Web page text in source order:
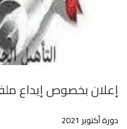
إعلان بخصوص إيداع
دورة أكتوبر 2021